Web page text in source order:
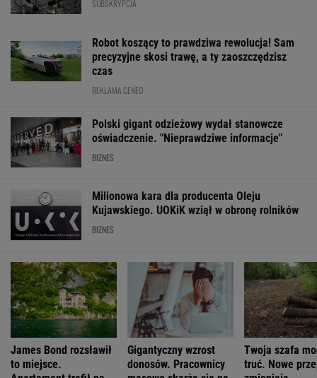
SUBSKRYPCJA
Robot koszący to prawdziwa rewolucja! Sam
precyzyjne skosi trawę, a ty zaoszczędzisz
czas
REKLAMA CENEO
Polski gigant odzieżowy wydał stanowcze
oświadczenie. "Nieprawdziwe informacje"
BIZNES
Milionowa kara dla producenta Oleju
Kujawskiego. UOKiK wziął w obronę rolników
BIZNES
James Bond rozsławił
to miejsce.
Gigantyczny wzrost
donosów. Pracownicy
Twoja szafa
truć. Nowe